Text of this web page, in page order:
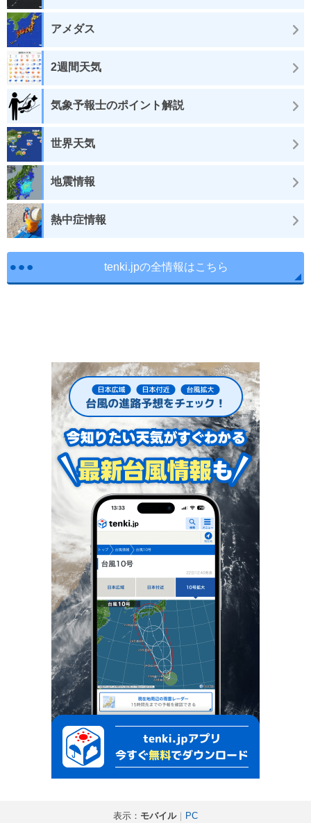
アメダス
2週間天気
気象予報士のポイント解説
世界天気
地震情報
熱中症情報
tenki.jpの全情報はこちら
表示： モバイル｜ PC